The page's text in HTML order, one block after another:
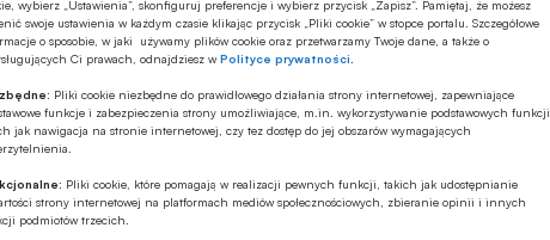
wybierz „Ustawienia”, skonfiguruj preferencje i wybierz przycisk „Zapisz”. Pamiętaj, że możesz
swoje ustawienia w każdym czasie klikając przycisk „Pliki cookie” w stopce portalu. Szczegółowe
o sposobie, w jaki używamy plików cookie oraz przetwarzamy Twoje dane, a także o
Ci prawach, odnajdziesz wPolityce prywatności
Pliki cookie niezbędne do prawidłowego działania strony internetowej, zapewniające
funkcje i zabezpieczenia strony umożliwiające, m.in. wykorzystywanie podstawowych funkcji
jak nawigacja na stronie internetowej, czy tez dostęp do jej obszarów wymagających
Pliki cookie, które pomagają w realizacji pewnych funkcji, takich jak udostępnianie
strony internetowej na platformach mediów społecznościowych, zbieranie opinii i innych
podmiotów trzecich.